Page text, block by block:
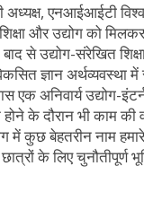
अध्यक्ष, एनआईआईटी
और उद्योग को
से उद्योग-संरेखित
ज्ञान
एक अनिवार्य उद्योग-
के दौरान भी काम की
में कुछ बेहतरीन नाम
के लिए चुनौतीपूर्ण